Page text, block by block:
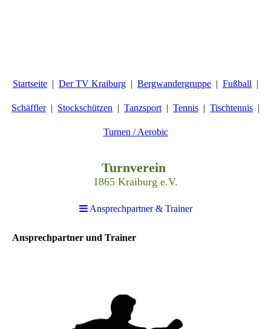
Startseite Der TV Kraiburg Bergwandergruppe Fußball
Schäffler Stockschützen Tanzsport Tennis Tischtennis
Turnen / Aerobic
Turnverein
1865 Kraiburg e.V.
Ansprechpartner & Trainer
Ansprechpartner und Trainer